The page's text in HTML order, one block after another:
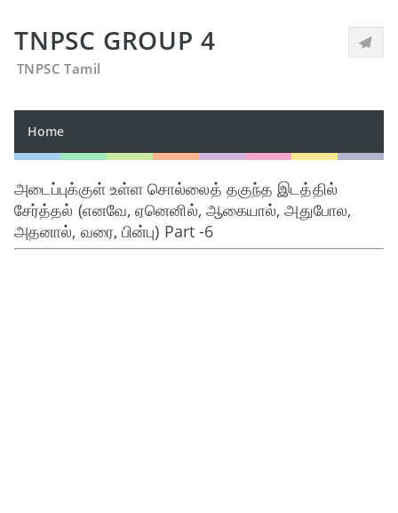
TNPSC GROUP 4
TNPSC Tamil
Home
அடைப்புக்குள் உள்ள சொல்லைத் தகுந்த இடத்தில்
சேர்த்தல் (எனவே, ஏனெனில், ஆகையால், அதுபோல,
அதனால், வரை, பின்பு) Part -6